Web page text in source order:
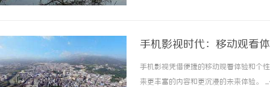
手机影视时代：移动观看
手机影视凭借便捷的移动观看体验和个
来更丰富的内容和更沉浸的未来体验。